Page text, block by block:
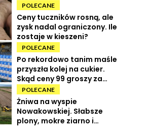
POLECANE
Ceny tuczników rosną, ale
zysk nadal ograniczony. Ile
zostaje w kieszeni?
POLECANE
Po rekordowo tanim maśle
przyszła kolej na cukier.
Skąd ceny 99 groszy za
kilogram?
POLECANE
Żniwa na wyspie
Nowakowskiej. Słabsze
plony, mokre ziarno i